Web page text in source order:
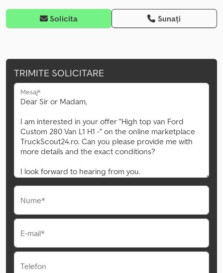
Solicita Sunați
TRIMITE SOLICITARE
Mesaj*
Nume*
E-mail*
Telefon